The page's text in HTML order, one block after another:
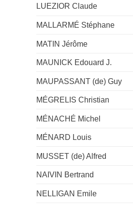
LUEZIOR Claude
MALLARMÉ Stéphane
MATIN Jérôme
MAUNICK Edouard J.
MAUPASSANT (de) Guy
MÉGRELIS Christian
MÉNACHÉ Michel
MÉNARD Louis
MUSSET (de) Alfred
NAIVIN Bertrand
NELLIGAN Emile